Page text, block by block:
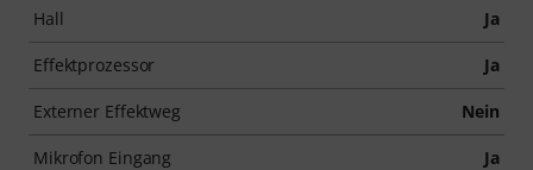
Hall Ja
Effektprozessor Ja
Externer Effektweg Nein
Mikrofon Eingang Ja